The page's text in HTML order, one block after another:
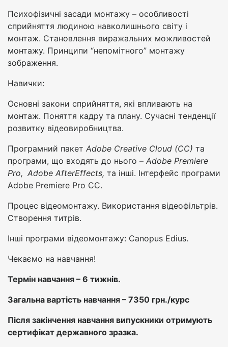
Психофізичні засади монтажу – особливості
сприйняття людиною навколишнього світу і
монтаж. Становлення виражальних можливостей
монтажу. Принципи “непомітного” монтажу
зображення.
Навички:
Основні закони сприйняття, які впливають на
монтаж. Поняття кадру та плану. Сучасні тенденції
розвитку відеовиробництва.
Програмний пакет Adobe Creative Cloud (CC) та
програми, що входять до нього – Adobe Premiere
Pro, Adobe AfterEffects, та інші. Інтерфейс програми
Adobe Premiere Pro CC.
Процес відеомонтажу. Використання відеофільтрів.
Створення титрів.
Інші програми відеомонтажу: Canopus Edius.
Чекаємо на навчання!
Термін навчання – 6 тижнів.
Загальна вартість навчання – 7350 грн./курс
Після закінчення навчання випускники отримують
сертифікат державного зразка.